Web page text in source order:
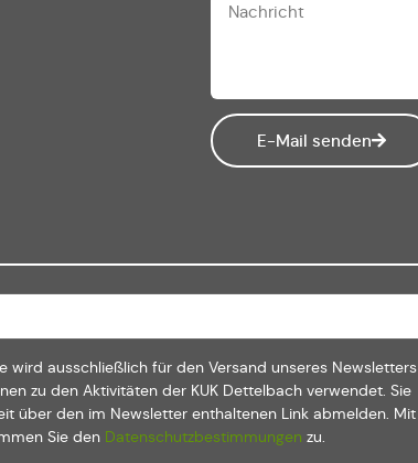
E-Mail senden
wird ausschließlich für den Versand unseres Newsletters
zu den Aktivitäten der KUK Dettelbach verwendet. Sie
über den im Newsletter enthaltenen Link abmelden. Mit
Sie den Datenschutzbestimmungen zu.